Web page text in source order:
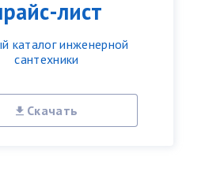
лист
каталог инженерной
сантехники
Скачать